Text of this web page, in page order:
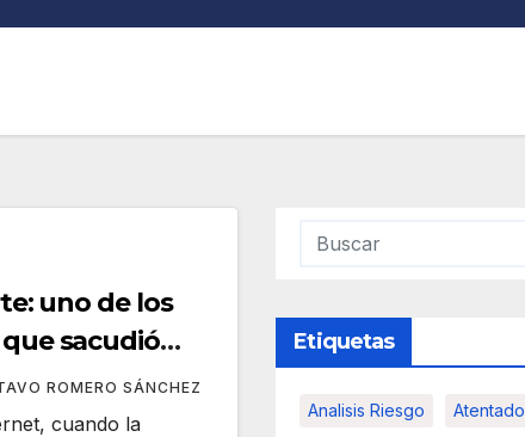
uno de los
sacudió
ROMERO SÁNCHEZ
cuando la
Etiquetas
Analisis Riesgo Atentado